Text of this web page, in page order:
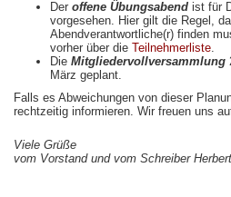
Der offene Übungsabend ist für
vorgesehen. Hier gilt die Regel,
Abendverantwortliche(r) finden
vorher über die Teilnehmerliste.
Die Mitgliedervollversammlung
März geplant.
Falls es Abweichungen von dieser
rechtzeitig informieren. Wir freuen uns
Viele Grüße
vom Vorstand und vom Schreiber Herbert